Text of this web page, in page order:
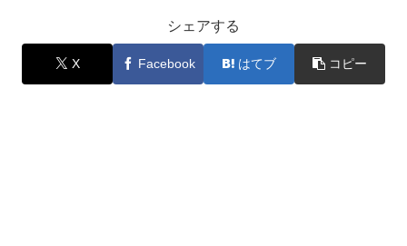
シェアする
X Facebook はてブ コピー